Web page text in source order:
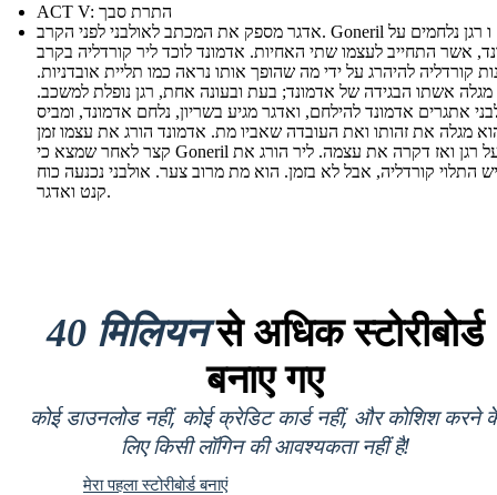
ACT V: התרת סבך
אדגר מספק את המכתב לאולבני לפני הקרב. Goneril ו רגן נלחמים על
אשר התחייב לעצמו שתי האחיות. אדמונד לוכד ליר קורדליה בקרב
קורדליה להיהרג על ידי מה שהופך אותו נראה כמו תליית אובדניות.
מגלה אשתו הבגידה של אדמונד; בעת ובעונה אחת, רגן נופלת למשכב.
אתגרים אדמונד להילחם, ואדגר מגיע בשריון, נלחם אדמונד, ומביס
מגלה את זהותו ואת העובדה שאביו מת. אדמונד הורג את עצמו זמן
קצר לאחר שמצא כי Goneril מורעל רגן ואז דקרה את עצמה. ליר הורג את
התלוי קורדליה, אבל לא בזמן. הוא מת מרוב צער. אולבני נכנעה כוח
קנט ואדגר.
40 मिलियनसे अधिक स्टोरीबोर्ड
बनाए गए
कोई डाउनलोड नहीं, कोई क्रेडिट कार्ड नहीं, और कोशिश करने
लिए किसी लॉगिन की आवश्यकता नहीं है!
मेरा पहला स्टोरीबोर्ड बनाएं